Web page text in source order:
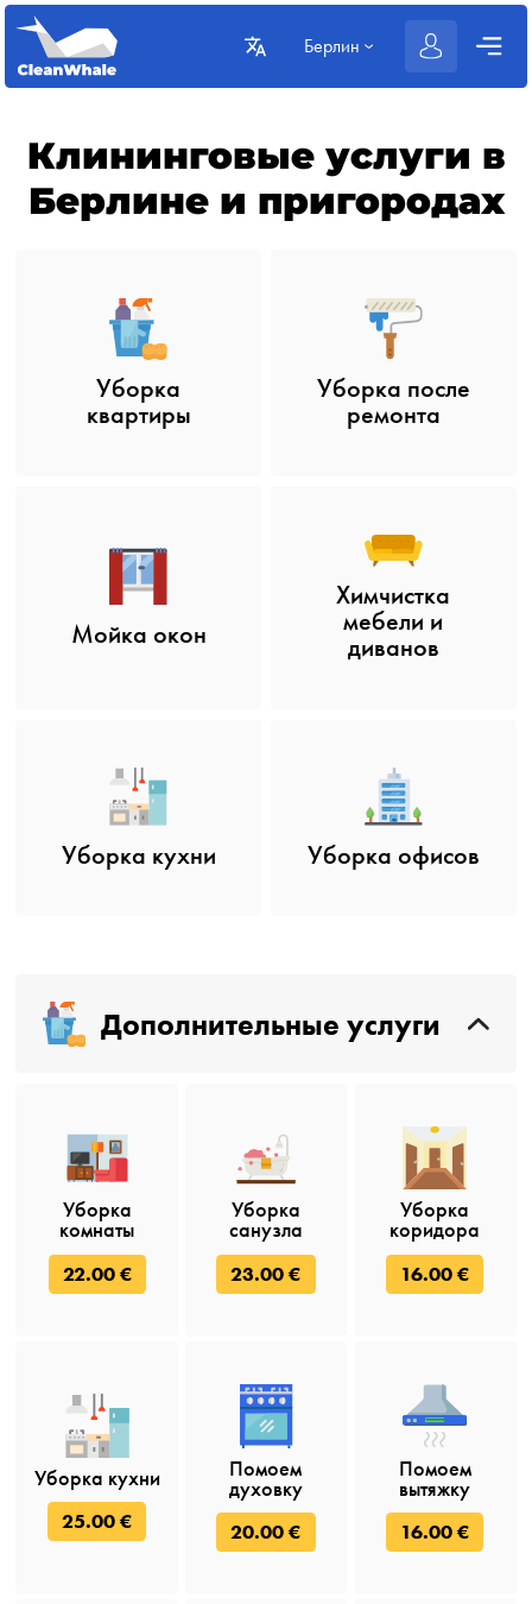
Берлин
Клининговые услуги в
Берлине и пригородах
Уборка
квартиры
Уборка после
ремонта
Мойка окон
Химчистка
мебели и
диванов
Уборка кухни Уборка офисов
Дополнительные услуги
Уборка
комнаты
22.00 €
Уборка
санузла
23.00 €
Уборка
коридора
16.00 €
Уборка кухни
25.00 €
Помоем
духовку
20.00 €
Помоем
вытяжку
16.00 €